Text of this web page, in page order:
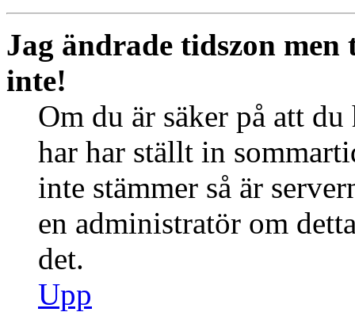
Jag ändrade tidszon
inte!
Om du är säker på att
har har ställt in
inte stämmer så är
en administratör om
det.
Upp